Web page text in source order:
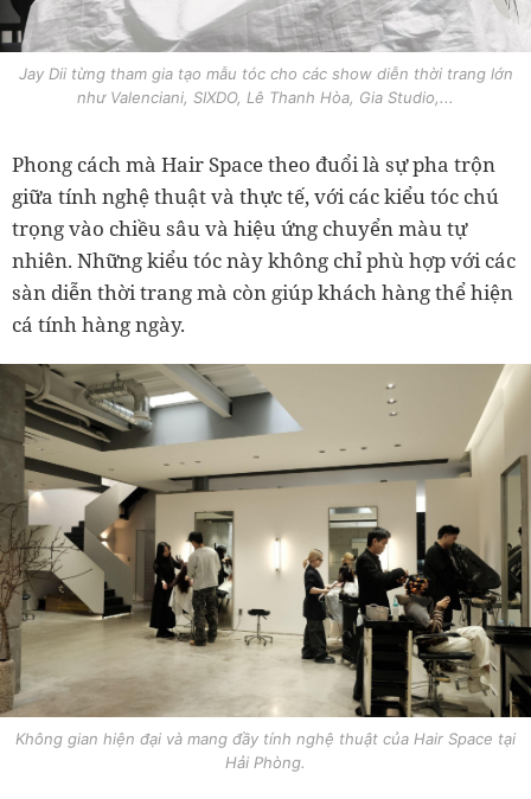
Jay Dii từng tham gia tạo mẫu tóc cho các show diễn thời trang lớn
như Valenciani, SIXDO, Lê Thanh Hòa, Gia Studio,...
Phong cách mà Hair Space theo đuổi là sự pha trộn
giữa tính nghệ thuật và thực tế, với các kiểu tóc chú
trọng vào chiều sâu và hiệu ứng chuyển màu tự
nhiên. Những kiểu tóc này không chỉ phù hợp với các
sàn diễn thời trang mà còn giúp khách hàng thể hiện
cá tính hàng ngày.
Không gian hiện đại và mang đầy tính nghệ thuật của Hair Space tại
Hải Phòng.